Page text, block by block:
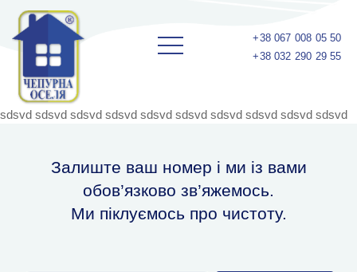
+38 067 008 05 50
+38 032 290 29 55
sdsvd sdsvd sdsvd sdsvd sdsvd sdsvd sdsvd sdsvd sdsvd sdsvd
Залиште ваш номер і ми із вами
обов’язково зв’яжемось.
Ми піклуємось про чистоту.